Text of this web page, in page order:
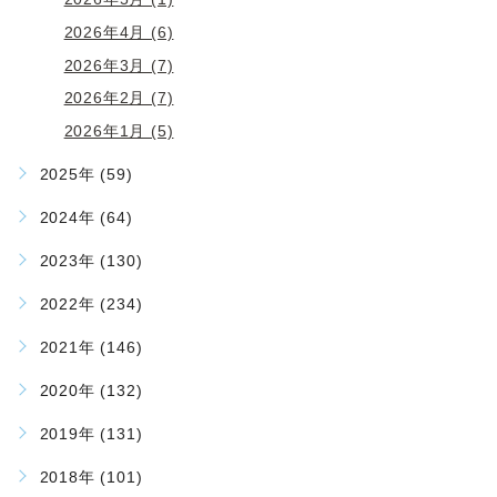
2026年4月 (6)
2026年3月 (7)
2026年2月 (7)
2026年1月 (5)
2025年 (59)
2024年 (64)
2023年 (130)
2022年 (234)
2021年 (146)
2020年 (132)
2019年 (131)
2018年 (101)